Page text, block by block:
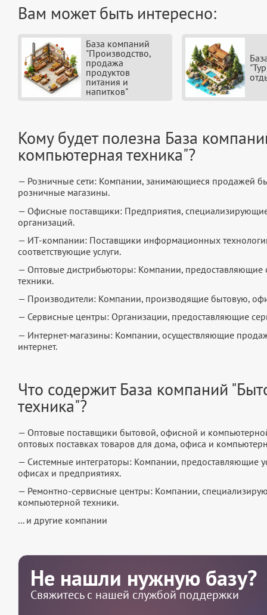
Вам может быть интересно:
База компаний
"Производство,
продажа
продуктов
питания и
напитков"
Кому будет полезна База
компьютерная техника"?
— Розничные сети: Компании, занимающиеся продажей
розничные магазины.
— Офисные поставщики: Предприятия,
организаций.
— ИТ-компании: Поставщики информационных
соответствующие услуги.
— Оптовые дистрибьюторы: Компании,
техники.
— Производители: Компании, производящие бытовую,
— Сервисные центры: Организации, предоставляющие
— Интернет-магазины: Компании, осуществляющие
интернет.
Что содержит База компаний
техника"?
— Оптовые поставщики бытовой, офисной и
оптовых поставках товаров для дома, офиса и
— Системные интеграторы: Компании, предоставляющие
офисах и предприятиях.
— Ремонтно-сервисные центры: Компании,
компьютерной техники.
... и другие компании
Не нашли нужную базу?
Свяжитесь с нашей службой поддержки